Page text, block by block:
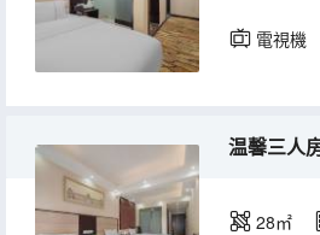
電視機
28㎡